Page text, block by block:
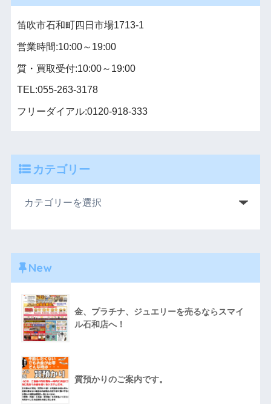
笛吹市石和町四日市場1713-1
営業時間:10:00～19:00
質・買取受付:10:00～19:00
TEL:055-263-3178
フリーダイアル:0120-918-333
カテゴリー
New
金、プラチナ、ジュエリーを売るならスマイ
ル石和店へ！
質預かりのご案内です。